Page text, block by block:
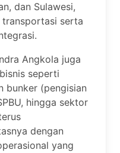
dan Sulawesi,
transportasi serta
Angkola juga
seperti
bunker (pengisian
hingga sektor
dengan
yang